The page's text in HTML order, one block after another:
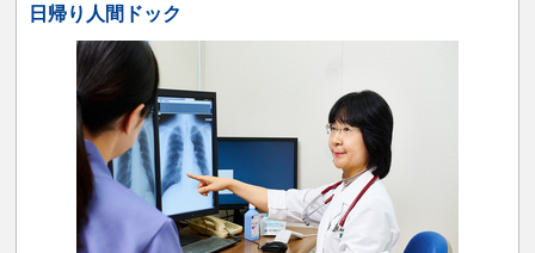
日帰り人間ドック